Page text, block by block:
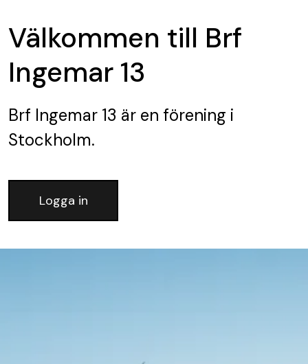
Välkommen till Brf
Ingemar 13
Brf Ingemar 13 är en förening i
Stockholm.
Logga in